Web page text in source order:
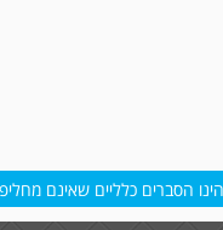
הסברים כלליים שאינם